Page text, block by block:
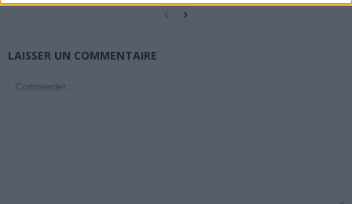
LAISSER UN COMMENTAIRE